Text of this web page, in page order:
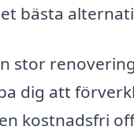
bästa
stor
dig att
kostnadsfri